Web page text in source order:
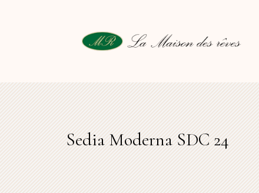
Sedia Moderna SDC 24